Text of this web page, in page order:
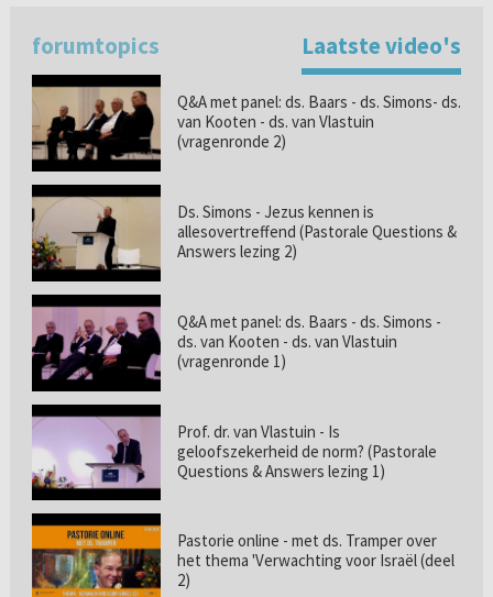
forumtopics Laatste video's
Q&A met panel: ds. Baars - ds. Simons- ds.
van Kooten - ds. van Vlastuin
(vragenronde 2)
Ds. Simons - Jezus kennen is
allesovertreffend (Pastorale Questions &
Answers lezing 2)
Q&A met panel: ds. Baars - ds. Simons -
ds. van Kooten - ds. van Vlastuin
(vragenronde 1)
Prof. dr. van Vlastuin - Is
geloofszekerheid de norm? (Pastorale
Questions & Answers lezing 1)
Pastorie online - met ds. Tramper over
het thema 'Verwachting voor Israël (deel
2)